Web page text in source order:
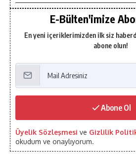
E-Bülten'imize
En yeni içeriklerimizden ilk siz
abone olun!
Abone Ol
Üyelik Sözleşmesi ve Gizlilik
okudum ve onaylıyorum.